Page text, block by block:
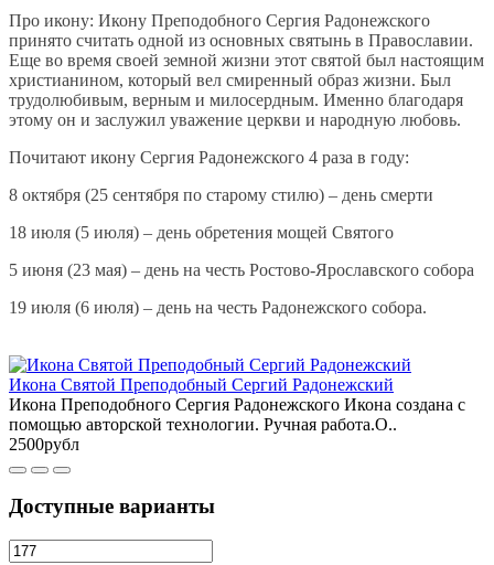
Про икону: Икону Преподобного Сергия Радонежского
принято считать одной из основных святынь в Православии.
Еще во время своей земной жизни этот святой был настоящим
христианином, который вел смиренный образ жизни. Был
трудолюбивым, верным и милосердным. Именно благодаря
этому он и заслужил уважение церкви и народную любовь.
Почитают икону Сергия Радонежского 4 раза в году:
8 октября (25 сентября по старому стилю) – день смерти
18 июля (5 июля) – день обретения мощей Святого
5 июня (23 мая) – день на честь Ростово-Ярославского собора
19 июля (6 июля) – день на честь Радонежского собора.
Икона Святой Преподобный Сергий Радонежский
Икона Преподобного Сергия Радонежского Икона создана с
помощью авторской технологии. Ручная работа.О..
2500рубл
Доступные варианты